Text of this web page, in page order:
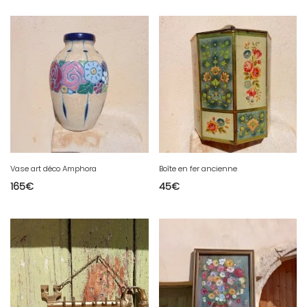
Vase art déco Amphora
165€
Boîte en fer ancienne
45€